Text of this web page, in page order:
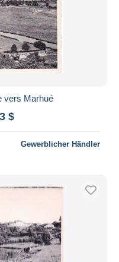
vers Marhué
$
Gewerblicher Händler